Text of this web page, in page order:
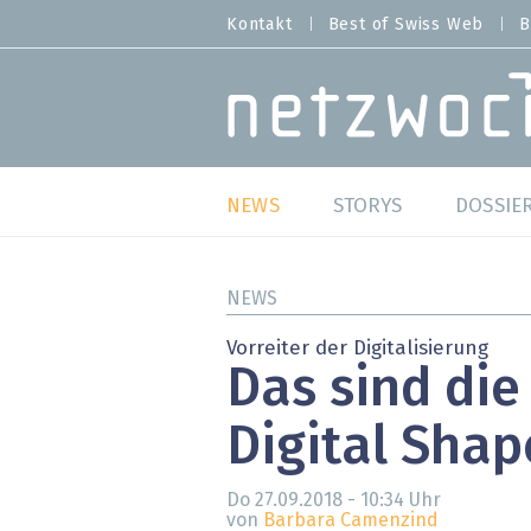
zum
MENU
Kontakt Best of Swiss Web
MAIN NAVIGATION
NEWS
Studien
Meinungen
Hands-on
STORYS
Best
SAP
NEWS
Vorreiter der Digitalisierung
Das sind die
Digital
Do 27.09.2018 - 10:34 Uhr
von Barbara Camenzind